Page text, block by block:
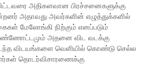
அதிகளவான பிரச்சனைகளுக்கு
அதாவது அவர்களின் எழுத்துக்களில்
மேலோங்கி நிற்கும் எனப்படும்
அதனை விட வடக்கு
விடயங்களை வெளியில் கொண்டு செல்ல
தொடர்விசாரணைக்கு